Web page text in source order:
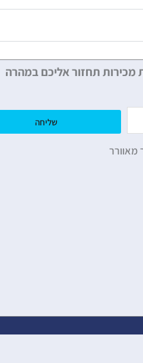
מכירות תחזור אליכם במהרה
שליחה
מאוורר